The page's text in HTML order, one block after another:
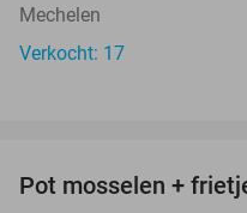
Mechelen
Verkocht: 17
Pot mosselen +